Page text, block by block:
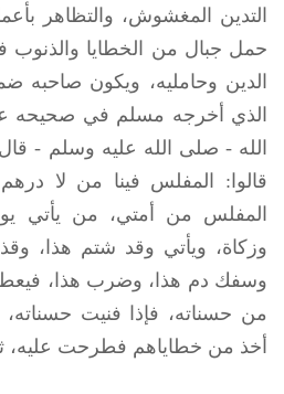
التدين المغشوش، والتظاهر
حمل جبال من الخطايا
الدين وحامليه، ويكون صاحبه
الذي أخرجه مسلم في صحيحه
الله - صلى الله عليه وسلم -
قالوا: المفلس فينا من لا
المفلس من أمتي، من يأتي
وزكاة، ويأتي وقد شتم هذا،
وسفك دم هذا، وضرب هذا،
من حسناته، فإذا فنيت
أخذ من خطاياهم فطرحت عليه،